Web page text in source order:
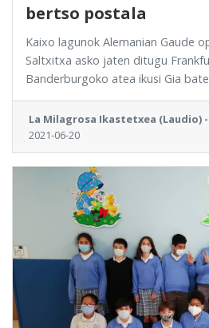
bertso postala
Kaixo lagunok Alemanian Gaude
Saltxitxa asko jaten ditugu
Banderburgoko atea ikusi Gia
La Milagrosa Ikastetxea (Laudio) -
2021-06-20